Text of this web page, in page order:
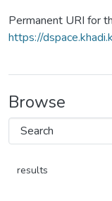
Permanent URI for
https://
Browse
results